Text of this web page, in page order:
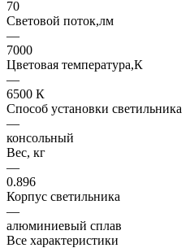
70
Световой поток,лм
—
7000
Цветовая температура,К
—
6500 К
Способ установки светильника
—
консольный
Вес, кг
—
0.896
Корпус светильника
—
алюминиевый сплав
Все характеристики